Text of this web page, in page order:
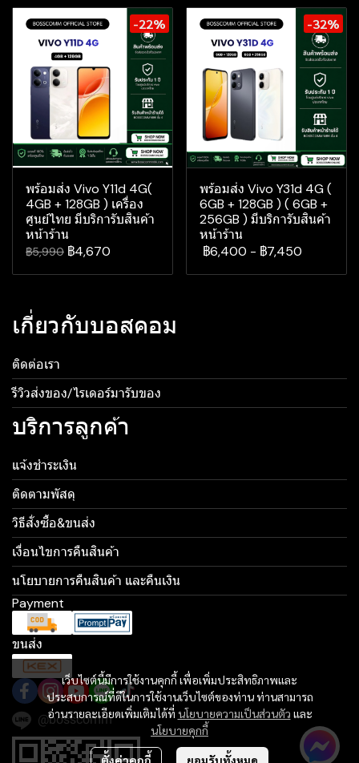
-22%
พร้อมส่ง Vivo Y11d 4G(
4GB + 128GB ) เครื่อง
ศูนย์ไทย มีบริการับสินค้า
หน้าร้าน
฿5,990 ฿4,670
-32%
พร้อมส่ง Vivo Y31d 4G (
6GB + 128GB ) ( 6GB +
256GB ) มีบริการับสินค้า
หน้าร้าน
฿6,400 - ฿7,450
เว็บไซต์นี้มีการใช้งานคุกกี้ เพื่อเพิ่มประสิทธิภาพและ
ประสบการณ์ที่ดีในการใช้งานเว็บไซต์ของท่าน ท่านสามารถ
อ่านรายละเอียดเพิ่มเติมได้ที่ นโยบายความเป็นส่วนตัว และ
นโยบายคุกกี้
ตั้งค่าคุกกี้ ยอมรับทั้งหมด
เกี่ยวกับบอสคอม
ติดต่อเรา
รีวิวส่งของ/ไรเดอร์มารับของ
บริการลูกค้า
แจ้งชำระเงิน
ติดตามพัสดุ
วิธีสั่งซื้อ&ขนส่ง
เงื่อนไขการคืนสินค้า
นโยบายการคืนสินค้า และคืนเงิน
Payment
ขนส่ง
@bosscomm